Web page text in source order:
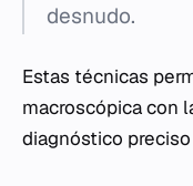
desnudo.
Estas técnicas
macroscópica con
diagnóstico